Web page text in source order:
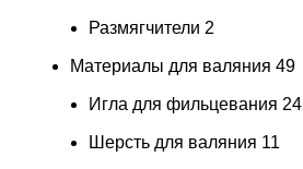
Размягчители 2
Материалы для валяния 49
Игла для фильцевания 24
Шерсть для валяния 11